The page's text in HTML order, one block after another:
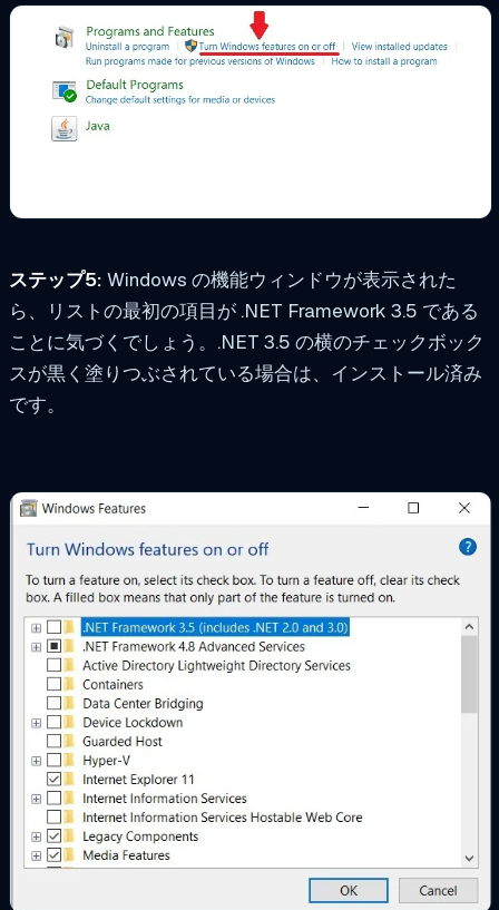
ステップ5: Windows の機能ウィンドウが表示された
ら、リストの最初の項目が .NET Framework 3.5 である
ことに気づくでしょう。.NET 3.5 の横のチェックボック
スが黒く塗りつぶされている場合は、インストール済み
です。